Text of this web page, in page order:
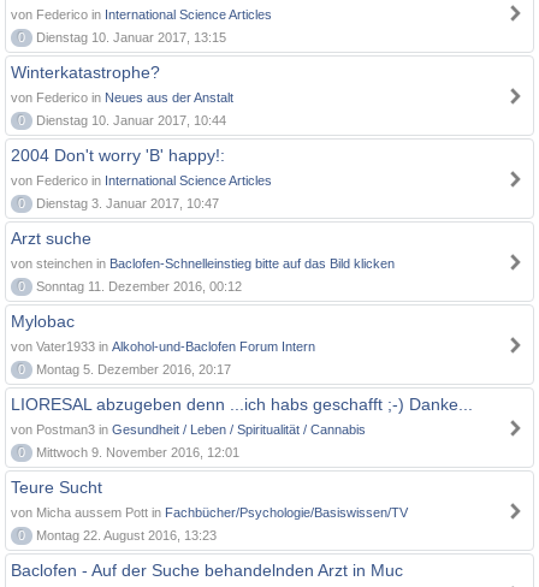
von Federico in International Science Articles
0
Dienstag 10. Januar 2017, 13:15
Winterkatastrophe?
von Federico in Neues aus der Anstalt
0
Dienstag 10. Januar 2017, 10:44
2004 Don't worry 'B' happy!:
von Federico in International Science Articles
0
Dienstag 3. Januar 2017, 10:47
Arzt suche
von steinchen in Baclofen-Schnelleinstieg bitte auf das Bild klicken
0
Sonntag 11. Dezember 2016, 00:12
Mylobac
von Vater1933 in Alkohol-und-Baclofen Forum Intern
0
Montag 5. Dezember 2016, 20:17
LIORESAL abzugeben denn ...ich habs geschafft ;-) Danke...
von Postman3 in Gesundheit / Leben / Spiritualität / Cannabis
0
Mittwoch 9. November 2016, 12:01
Teure Sucht
von Micha aussem Pott in Fachbücher/Psychologie/Basiswissen/TV
0
Montag 22. August 2016, 13:23
Baclofen - Auf der Suche behandelnden Arzt in Muc